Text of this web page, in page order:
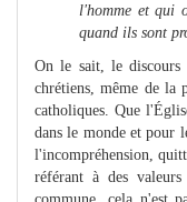
l'homme et qui
quand ils sont
On le sait, le discours
chrétiens, même de la
catholiques. Que
dans le monde et pour
l'incompréhension,
référant à des